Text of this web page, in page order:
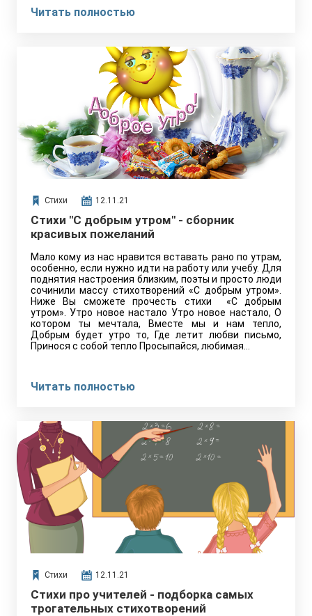
Читать полностью
Стихи 12.11.21
Стихи "С добрым утром" - сборник
красивых пожеланий
Мало кому из нас нравится вставать рано по утрам,
особенно, если нужно идти на работу или учебу. Для
поднятия настроения близким, поэты и просто люди
сочинили массу стихотворений «С добрым утром».
Ниже Вы сможете прочесть стихи «С добрым
утром». Утро новое настало Утро новое настало, О
котором ты мечтала, Вместе мы и нам тепло,
Добрым будет утро то, Где летит любви письмо,
Принося с собой тепло Просыпайся, любимая…
Читать полностью
Стихи 12.11.21
Стихи про учителей - подборка самых
трогательных стихотворений